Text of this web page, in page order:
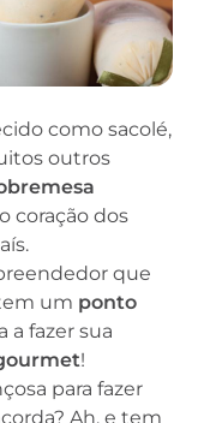
como sacolé,
outros
coração dos
que
um ponto
a fazer sua
!
para fazer
Ah, e tem